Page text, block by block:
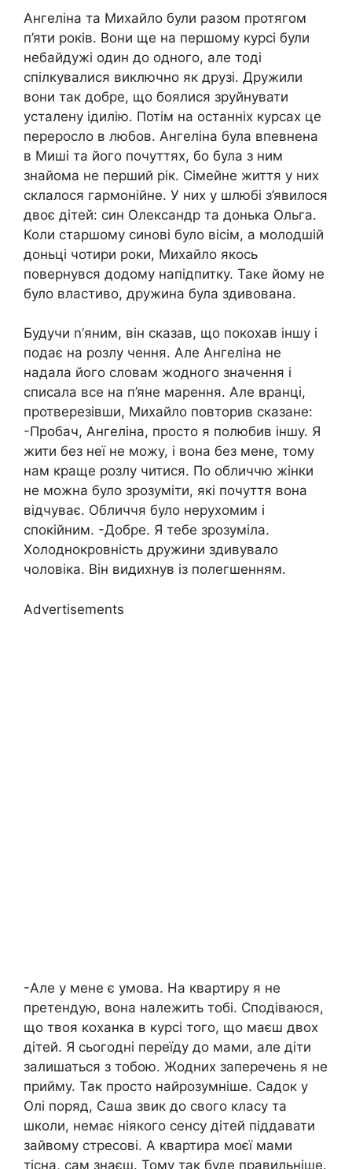
Ангеліна та Михайло були разом протягом
п’яти років. Вони ще на першому курсі були
небайдужі один до одного, але тоді
спілкувалися виключно як друзі. Дружили
вони так добре, що боялися зруйнувати
усталену ідилію. Потім на останніх курсах це
переросло в любов. Ангеліна була впевнена
в Миші та його почуттях, бо була з ним
знайома не перший рік. Сімейне життя у них
склалося гармонійне. У них у шлюбі з’явилося
двоє дітей: син Олександр та донька Ольга.
Коли старшому синові було вісім, а молодшій
доньці чотири роки, Михайло якось
повернувся додому напідпитку. Таке йому не
було властиво, дружина була здивована.
Будучи n’яним, він сказав, що покохав іншу і
подає на розлу чення. Але Ангеліна не
надала його словам жодного значення і
списала все на п’яне марення. Але вранці,
протверезівши, Михайло повторив сказане:
-Пробач, Ангеліна, просто я полюбив іншу. Я
жити без неї не можу, і вона без мене, тому
нам краще розлу читися. По обличчю жінки
не можна було зрозуміти, які почуття вона
відчуває. Обличчя було нерухомим і
спокійним. -Добре. Я тебе зрозуміла.
Холоднокровність дружини здивувало
чоловіка. Він видихнув із полегшенням.
Advertisements
-Але у мене є умова. На квартиру я не
претендую, вона належить тобі. Сподіваюся,
що твоя коханка в курсі того, що маєш двох
дітей. Я сьогодні переїду до мами, але діти
залишаться з тобою. Жодних заперечень я не
прийму. Так просто найрозумніше. Садок у
Олі поряд, Саша звик до свого класу та
школи, немає ніякого сенсу дітей піддавати
зайвому стресові. А квартира моєї мами
тісна, сам знаєш. Тому так буде правильніше.